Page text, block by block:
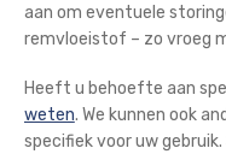
aan om eventuele
remvloeistof – zo vroeg
Heeft u behoefte aan
weten. We kunnen ook
specifiek voor uw